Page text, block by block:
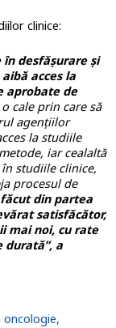
clinice:
desfășurare și
acces la
aprobate de
cale prin care să
agențiilor
la studiile
iar cealaltă
studiile clinice,
procesul de
din partea
satisfăcător,
mai noi, cu rate
durată”, a